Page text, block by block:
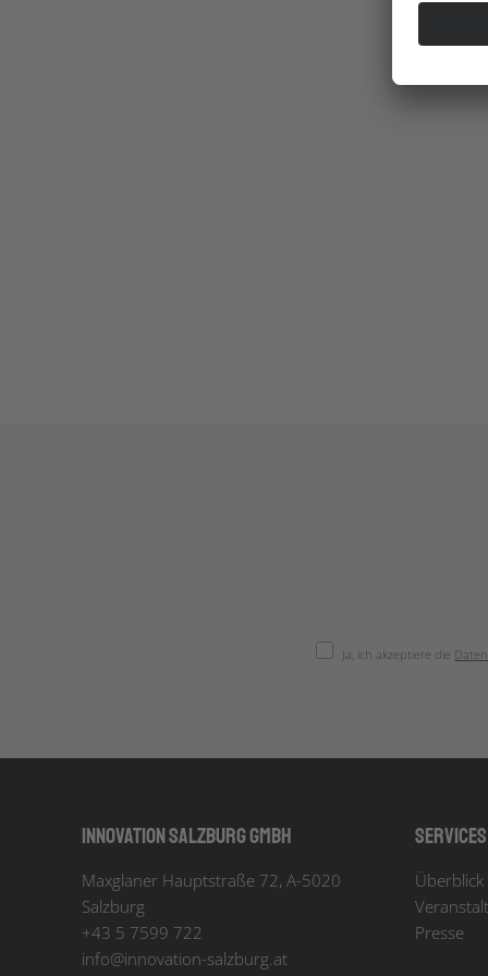
Ja, ich akzeptiere die
Innovation Salzburg GmbH
Maxglaner Hauptstraße 72, A-5020
Salzburg
+43 5 7599 722
info@innovation-salzburg.at
Services
Überblick
Presse